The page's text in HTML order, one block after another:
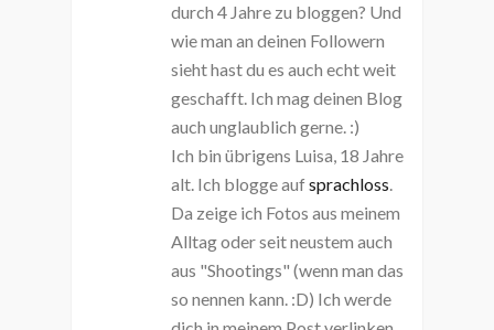
durch 4 Jahre zu bloggen? Und
wie man an deinen Followern
sieht hast du es auch echt weit
geschafft. Ich mag deinen Blog
auch unglaublich gerne. :)
Ich bin übrigens Luisa, 18 Jahre
alt. Ich blogge aufsprachloss.
Da zeige ich Fotos aus meinem
Alltag oder seit neustem auch
aus "Shootings" (wenn man das
so nennen kann. :D) Ich werde